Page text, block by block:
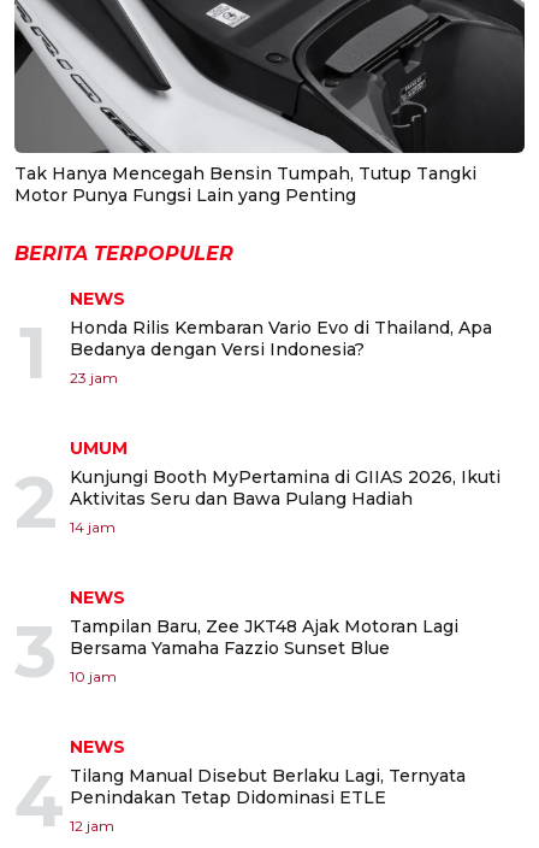
Tak Hanya Mencegah Bensin Tumpah, Tutup Tangki
Motor Punya Fungsi Lain yang Penting
BERITA TERPOPULER
1
NEWS
Honda Rilis Kembaran Vario Evo di Thailand, Apa
Bedanya dengan Versi Indonesia?
23 jam
2
UMUM
Kunjungi Booth MyPertamina di GIIAS 2026, Ikuti
Aktivitas Seru dan Bawa Pulang Hadiah
14 jam
3
NEWS
Tampilan Baru, Zee JKT48 Ajak Motoran Lagi
Bersama Yamaha Fazzio Sunset Blue
10 jam
4
NEWS
Tilang Manual Disebut Berlaku Lagi, Ternyata
Penindakan Tetap Didominasi ETLE
12 jam